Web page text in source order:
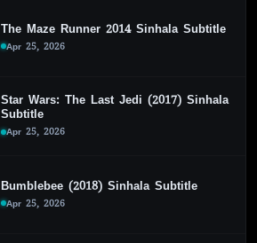
The Maze Runner 2014 Sinhala Subtitle
Apr 25, 2026
Star Wars: The Last Jedi (2017) Sinhala
Subtitle
Apr 25, 2026
Bumblebee (2018) Sinhala Subtitle
Apr 25, 2026